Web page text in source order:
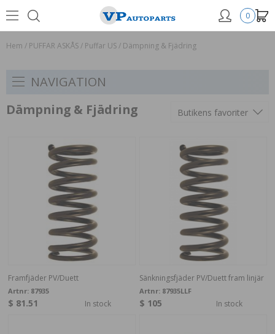
0
Hem / PUFFAR ASKÅS/ Puffar US/ Dämpning & Fjädring
NAVIGATION
Dämpning & Fjädring
Butikens favoriter
Framfjäder PV/Duett
Artnr: 87935
$ 81.51 In stock
Sänkningsfjäder PV/Duett fram linjär
Artnr: 87935LLF
$ 105 In stock